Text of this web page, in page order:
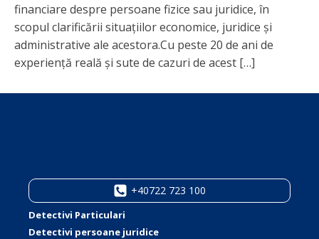
financiare despre persoane fizice sau juridice, în
scopul clarificării situațiilor economice, juridice și
administrative ale acestora.Cu peste 20 de ani de
experiență reală și sute de cazuri de acest […]
+40722 723 100
Detectivi Particulari
Detectivi persoane juridice